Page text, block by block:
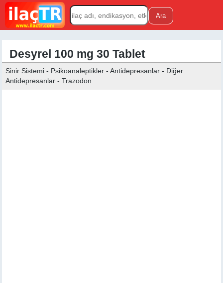
Desyrel 100 mg 30 Tablet
Sinir Sistemi - Psikoanaleptikler - Antidepresanlar - Diğer
Antidepresanlar - Trazodon